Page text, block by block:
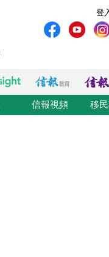
登
信報視頻 移